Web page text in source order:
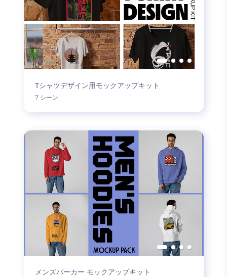
Tシャツデザイン用モックアップキット
7 シーン
メンズパーカー モックアップキット